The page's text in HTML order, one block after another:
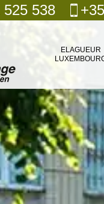
525 538
ELAGUEUR